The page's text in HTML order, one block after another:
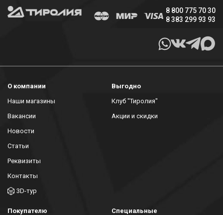
8 800 775 70 30
8 383 299 93 93
О компании
Наши магазины
Вакансии
Новости
Статьи
Реквизиты
Контакты
3D-тур
Выгодно
Клуб "Тиролия"
Акции и скидки
Покупателю
Специальные